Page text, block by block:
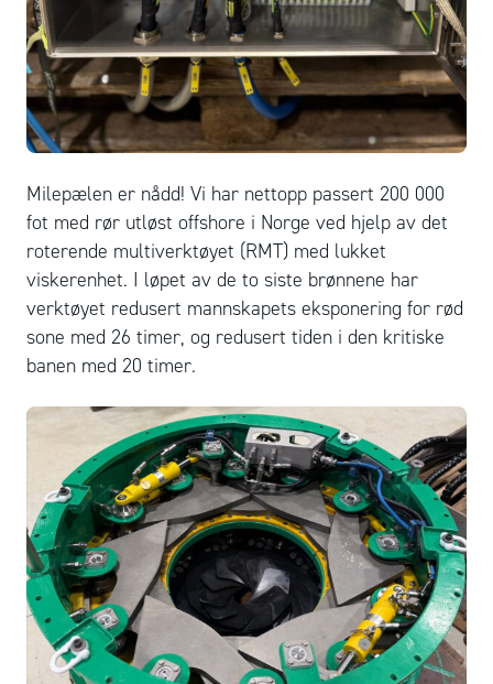
Milepælen er nådd! Vi har nettopp passert 200 000
fot med rør utløst offshore i Norge ved hjelp av det
roterende multiverktøyet (RMT) med lukket
viskerenhet. I løpet av de to siste brønnene har
verktøyet redusert mannskapets eksponering for rød
sone med 26 timer, og redusert tiden i den kritiske
banen med 20 timer.